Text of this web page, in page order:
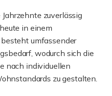
zuverlässig
in einem
umfassender
wodurch sich die
nach individuellen
zu gestalten.